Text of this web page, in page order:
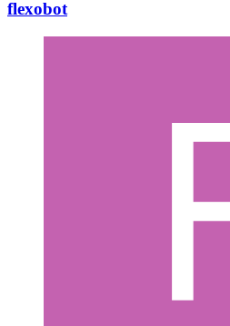
flexobot